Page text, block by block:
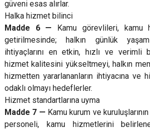
güveni esas alırlar.
Halka hizmet bilinci
Madde 6 — Kamu görevlileri, kamu
getirilmesinde; halkın günlük
ihtiyaçlarını en etkin, hızlı ve verimli
hizmet kalitesini yükseltmeyi, halkın
hizmetten yararlananların ihtiyacına ve
odaklı olmayı hedeflerler.
Hizmet standartlarına uyma
Madde 7 — Kamu kurum ve
personeli, kamu hizmetlerini